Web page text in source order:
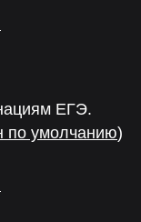
ЕГЭ.
по умолчанию)